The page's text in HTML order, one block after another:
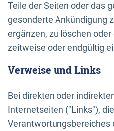
Teile der Seiten oder das
gesonderte Ankündigung
ergänzen, zu löschen
zeitweise oder endgültig
Verweise und Links
Bei direkten oder
Internetseiten ("Links"),
Verantwortungsbereiches